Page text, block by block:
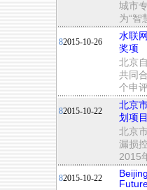
城市
为“智
82015-10-26
水联
奖项
北京
共同
个申
82015-10-22
北京
划项
北京
漏损
2015
82015-10-22